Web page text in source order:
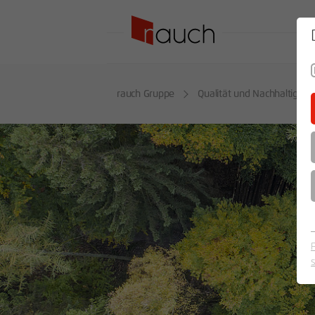
rauch Gruppe Qualität und Nachhaltigkeit